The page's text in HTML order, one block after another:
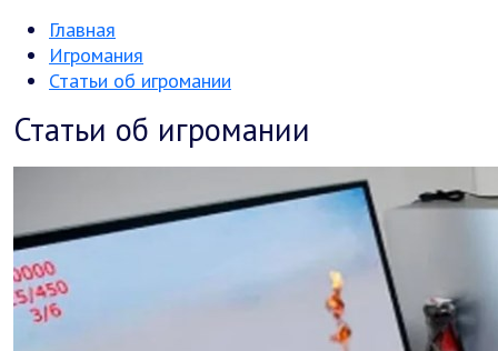
Главная
Игромания
Статьи об игромании
Статьи об игромании